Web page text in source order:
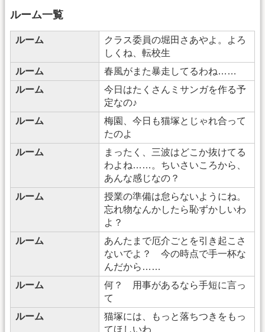
ルーム一覧
ルーム
クラス委員の堀田さあやよ。よろ
しくね、転校生
ルーム
春風がまた暴走してるわね……
ルーム
今日はたくさんミサンガを作る予
定なの♪
ルーム
梅園、今日も猫塚とじゃれ合って
たのよ
ルーム
まったく、三波はどこか抜けてる
わよね……。ちいさいころから、
あんな感じなの？
ルーム
授業の準備は怠らないようにね。
忘れ物なんかしたら恥ずかしいわ
よ？
ルーム
あんたまで厄介ごとを引き起こさ
ないでよ？ 今の時点で手一杯な
んだから……
ルーム
何？ 用事があるなら手短に言っ
て
ルーム
猫塚には、もっと落ちつきをもっ
てほしいわ